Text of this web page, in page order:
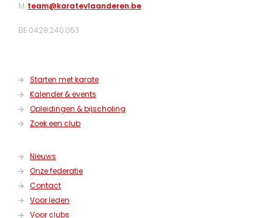
M: team@karatevlaanderen.be
BE 0428.240.053
Starten met karate
Kalender & events
Opleidingen & bijscholing
Zoek een club
Nieuws
Onze federatie
Contact
Voor leden
Voor clubs